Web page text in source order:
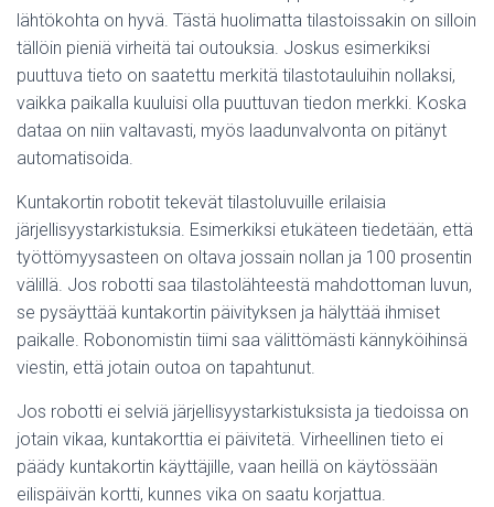
lähtökohta on hyvä. Tästä huolimatta tilastoissakin on silloin
tällöin pieniä virheitä tai outouksia. Joskus esimerkiksi
puuttuva tieto on saatettu merkitä tilastotauluihin nollaksi,
vaikka paikalla kuuluisi olla puuttuvan tiedon merkki. Koska
dataa on niin valtavasti, myös laadunvalvonta on pitänyt
automatisoida.
Kuntakortin robotit tekevät tilastoluvuille erilaisia
järjellisyystarkistuksia. Esimerkiksi etukäteen tiedetään, että
työttömyysasteen on oltava jossain nollan ja 100 prosentin
välillä. Jos robotti saa tilastolähteestä mahdottoman luvun,
se pysäyttää kuntakortin päivityksen ja hälyttää ihmiset
paikalle. Robonomistin tiimi saa välittömästi kännyköihinsä
viestin, että jotain outoa on tapahtunut.
Jos robotti ei selviä järjellisyystarkistuksista ja tiedoissa on
jotain vikaa, kuntakorttia ei päivitetä. Virheellinen tieto ei
päädy kuntakortin käyttäjille, vaan heillä on käytössään
eilispäivän kortti, kunnes vika on saatu korjattua.